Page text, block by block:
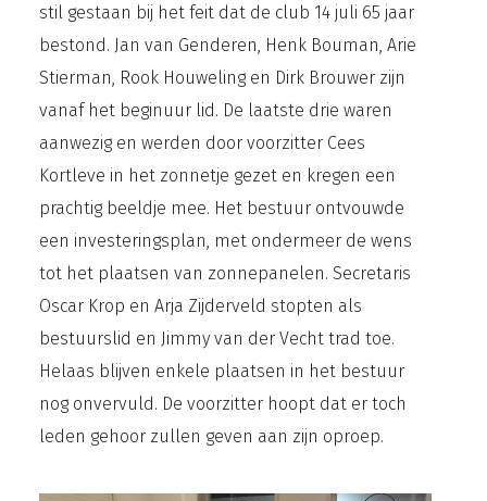
stil gestaan bij het feit dat de club 14 juli 65 jaar
bestond. Jan van Genderen, Henk Bouman, Arie
Stierman, Rook Houweling en Dirk Brouwer zijn
vanaf het beginuur lid. De laatste drie waren
aanwezig en werden door voorzitter Cees
Kortleve in het zonnetje gezet en kregen een
prachtig beeldje mee. Het bestuur ontvouwde
een investeringsplan, met ondermeer de wens
tot het plaatsen van zonnepanelen. Secretaris
Oscar Krop en Arja Zijderveld stopten als
bestuurslid en Jimmy van der Vecht trad toe.
Helaas blijven enkele plaatsen in het bestuur
nog onvervuld. De voorzitter hoopt dat er toch
leden gehoor zullen geven aan zijn oproep.